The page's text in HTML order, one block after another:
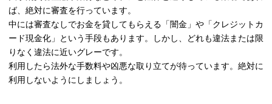
ば、絶対に審査を行っています。
中には審査なしでお金を貸してもらえる「闇金」や「クレジットカ
ード現金化」という手段もあります。しかし、どれも違法または限
りなく違法に近いグレーです。
利用したら法外な手数料や凶悪な取り立てが待っています。絶対に
利用しないようにしましょう。